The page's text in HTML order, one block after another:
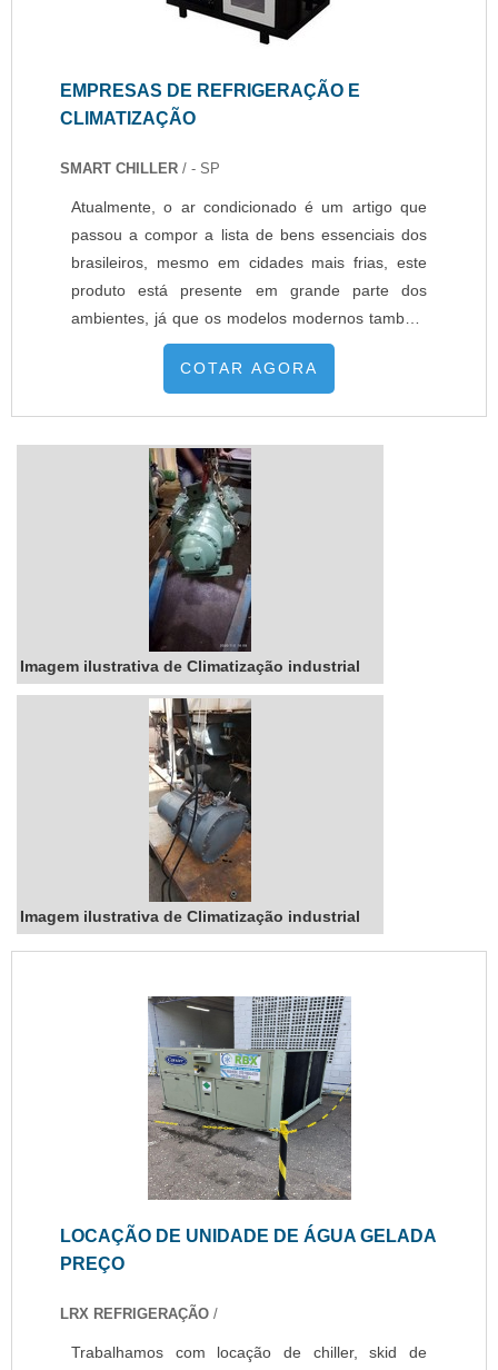
EMPRESAS DE REFRIGERAÇÃO E
CLIMATIZAÇÃO
SMART CHILLER / - SP
Atualmente, o ar condicionado é um artigo que
passou a compor a lista de bens essenciais dos
brasileiros, mesmo em cidades mais frias, este
produto está presente em grande parte dos
ambientes, já que os modelos modernos também
oferecem a função aquecimento. As variações
bruscas de temperatura que vem ocorrendo com
condicionamento de ar, principalmente em
grandes centros urbanos.Conheça o trabalho das
empresas de refrigeraçãoDevido ao alto custo e a
longa vida útil que os equipamentos ofertados
nesse segmento apresentam, passou a surgir
uma grande necessidade de empresas de
refrigeração e climatização.Isso acontece, pois
grande parte das manutenções podem ser
realizadas pelo proprietário do equipamento,
porém, alguns processos devem ser feitos por
pessoas capacitadas, entre eles estão: Limpezas
do filtro; Verificação de ruídos no aparelho;
Ineficácia na refrigeração; Extermínio de qualquer
fungo, bactéria e/ou ácaro que se aloque no
equipamento; Entre outros.Compre aparelhos em
empresas de climatizaçãoRestou alguma dúvida
sobre as atividades executadas nas empresas de
refrigeração e climatização? Então entre em
contato e descubra todos os serviços prestados
essa oportunidade de adquirir os melhores
produtos com um preço especial, solicite um
orçamento agora mesmo!...
COTAR AGORA
Imagem ilustrativa de Climatização industrial
Imagem ilustrativa de Climatização industrial
LOCAÇÃO DE UNIDADE DE ÁGUA GELADA
PREÇO
LRX REFRIGERAÇÃO /
Trabalhamos com locação de chiller, skid de